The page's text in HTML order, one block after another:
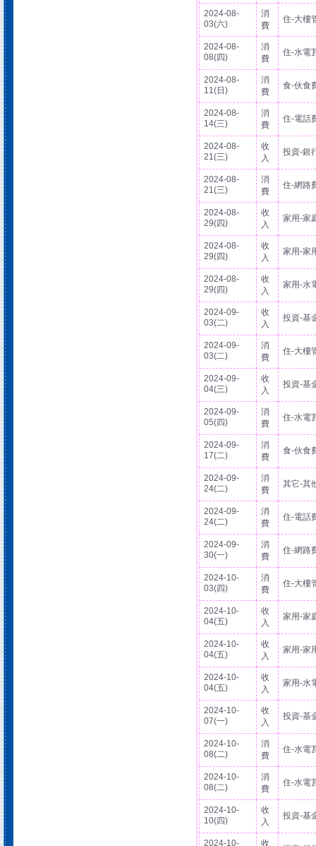
2024-08-
03(六)
消
費
住-大樓
2024-08-
08(四)
消
費
住-水電
2024-08-
11(日)
消
費
食-伙食
2024-08-
14(三)
消
費
住-電話
2024-08-
21(三)
收
入
投資-銀
2024-08-
21(三)
消
費
住-網路
2024-08-
29(四)
收
入
家用-家
2024-08-
29(四)
收
入
家用-家
2024-08-
29(四)
收
入
家用-水
2024-09-
03(二)
收
入
投資-基
2024-09-
03(二)
消
費
住-大樓
2024-09-
04(三)
收
入
投資-基
2024-09-
05(四)
消
費
住-水電
2024-09-
17(二)
消
費
食-伙食
2024-09-
24(二)
消
費
其它-其
2024-09-
24(二)
消
費
住-電話
2024-09-
30(一)
消
費
住-網路
2024-10-
03(四)
消
費
住-大樓
2024-10-
04(五)
收
入
家用-家
2024-10-
04(五)
收
入
家用-家
2024-10-
04(五)
收
入
家用-水
2024-10-
07(一)
收
入
投資-基
2024-10-
08(二)
消
費
住-水電
2024-10-
08(二)
消
費
住-水電
2024-10-
10(四)
收
入
投資-基
2024-10-
收